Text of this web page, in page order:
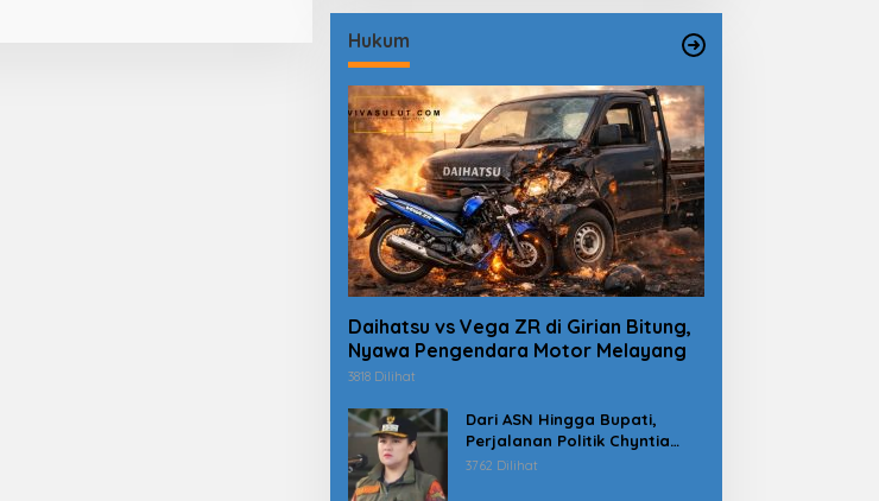
Hukum
Daihatsu vs Vega ZR di Girian Bitung,
Nyawa Pengendara Motor Melayang
3818 Dilihat
Dari ASN Hingga Bupati,
Perjalanan Politik Chyntia
Kalangit Berujung Kasus
3762 Dilihat